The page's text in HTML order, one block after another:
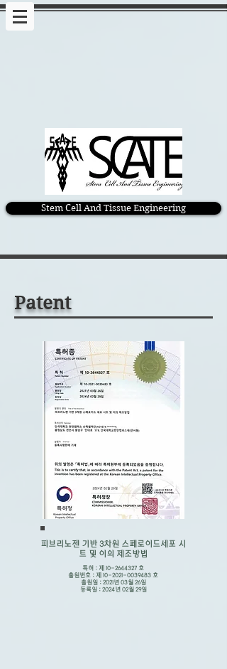
Stem Cell And Tissue Engineering
Patent
​피브리노젠 기반 3차원 스페로이드세포 시
트 및 이의 제조방법
특허 : 제 10-2644327 호
출원번호 : 제
10-2021-0039483 호
출원일 : 2021년 03월 26일
​등록일 : 2024년 02월 29일